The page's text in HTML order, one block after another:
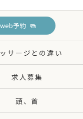
web予約
サージとの違い
求人募集
頭、首